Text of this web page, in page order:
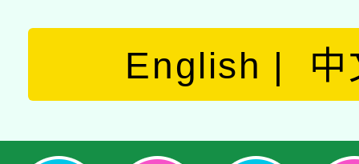
English 中